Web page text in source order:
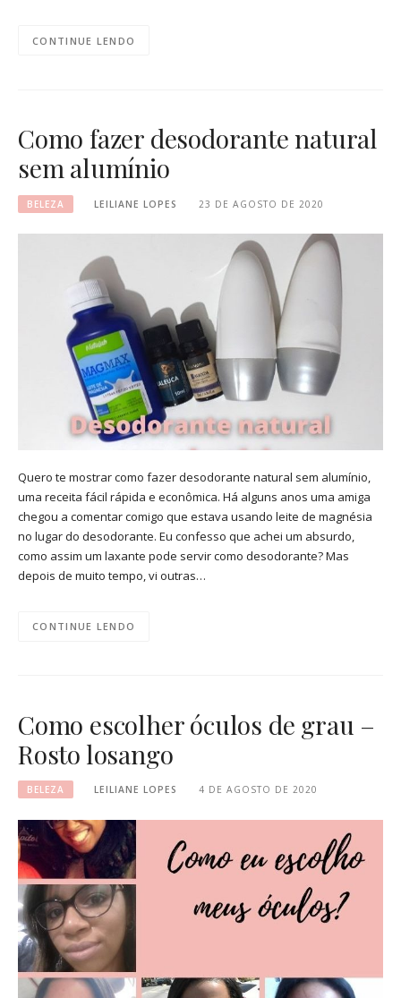
CONTINUE LENDO
Como fazer desodorante natural
sem alumínio
BELEZA LEILIANE LOPES 23 DE AGOSTO DE 2020
Quero te mostrar como fazer desodorante natural sem alumínio,
uma receita fácil rápida e econômica. Há alguns anos uma amiga
chegou a comentar comigo que estava usando leite de magnésia
no lugar do desodorante. Eu confesso que achei um absurdo,
como assim um laxante pode servir como desodorante? Mas
depois de muito tempo, vi outras…
CONTINUE LENDO
Como escolher óculos de grau –
Rosto losango
BELEZA LEILIANE LOPES 4 DE AGOSTO DE 2020